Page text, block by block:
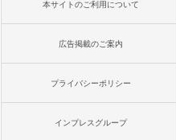
本サイトのご利用について
広告掲載のご案内
プライバシーポリシー
インプレスグループ